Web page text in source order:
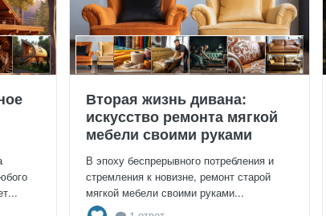
Вторая жизнь дивана:
искусство ремонта мягкой
мебели своими руками
В эпоху беспрерывного потребления и
стремления к новизне, ремонт старой
мягкой мебели своими руками...